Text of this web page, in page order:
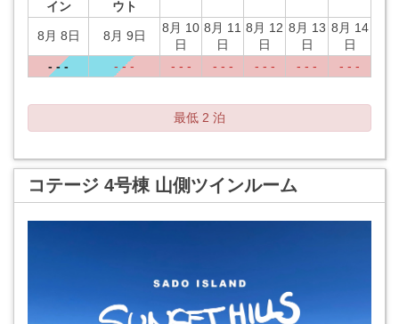
イン
ウト
8月 8日 8月 9日
8月 10
日
8月 11
日
8月 12
日
8月 13
日
8月 14
日
- - -
- - - - - - - - - - - - - - - - - -
最低 2 泊
コテージ 4号棟 山側ツインルーム